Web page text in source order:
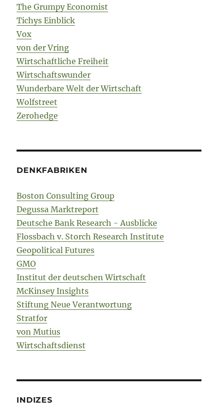
The Grumpy Economist
Tichys Einblick
Vox
von der Vring
Wirtschaftliche Freiheit
Wirtschaftswunder
Wunderbare Welt der Wirtschaft
Wolfstreet
Zerohedge
DENKFABRIKEN
Boston Consulting Group
Degussa Marktreport
Deutsche Bank Research - Ausblicke
Flossbach v. Storch Research Institute
Geopolitical Futures
GMO
Institut der deutschen Wirtschaft
McKinsey Insights
Stiftung Neue Verantwortung
Stratfor
von Mutius
Wirtschaftsdienst
INDIZES